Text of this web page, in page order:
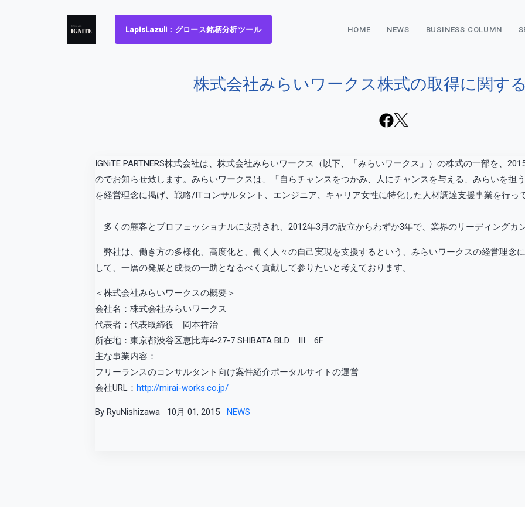
LapisLazuli：グロース銘柄分析ツール HOME NEWS BUSINESS COLUMN
株式会社みらいワークス株式の取得に関す
IGNiTE PARTNERS株式会社は、株式会社みらいワークス（以下、「みらいワークス」）の株式の一部を、
のでお知らせ致します。みらいワークスは、「自らチャンスをつかみ、人にチャンスを与える、みらいを担
を経営理念に掲げ、戦略/ITコンサルタント、エンジニア、キャリア女性に特化した人材調達支援事業を行っ
多くの顧客とプロフェッショナルに支持され、2012年3月の設立からわずか3年で、業界のリーディングカ
弊社は、働き方の多様化、高度化と、働く人々の自己実現を支援するという、みらいワークスの経営理念
して、一層の発展と成長の一助となるべく貢献して参りたいと考えております。
＜株式会社みらいワークスの概要＞
会社名：株式会社みらいワークス
代表者：代表取締役 岡本祥治
所在地：東京都渋谷区恵比寿4-27-7 SHIBATA BLD III 6F
主な事業内容：
フリーランスのコンサルタント向け案件紹介ポータルサイトの運営
会社URL： http://mirai-works.co.jp/
By RyuNishizawa 10月 01, 2015 NEWS